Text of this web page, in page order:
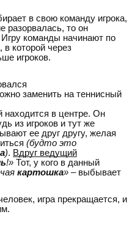
в свою команду игрока,
разорвалась, то он
Игру команды начинают по
которой через
игроков.
заменить на теннисный
находится в центре. Он
из игроков и тут же
ее друг другу, желая
(будто это
). Вдруг ведущий
!» Тот, у кого в данный
картошка» – выбывает
игра прекращается, и